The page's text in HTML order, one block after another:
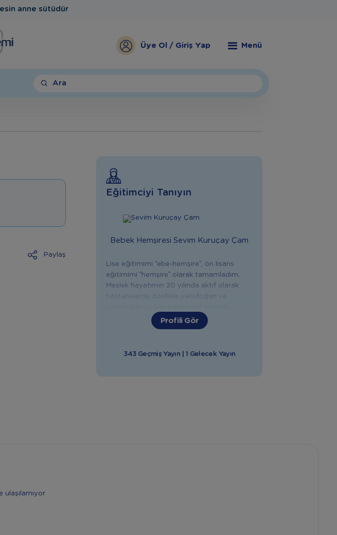
anne sütüdür
Üye Ol / Giriş Yap Menü
Ara
Paylaş
Eğitimciyi Tanıyın
Bebek HemşiresiSevim Kuruçay Çam
Lise eğitimimi “ebe-hemşire”, ön lisans
eğitimimi “hemşire” olarak tamamladım.
Meslek hayatımın 20 yılında aktif olarak
hastanelerde özellikle yenidoğan ve
çalıştım. Anne Bebek Yogası, IAIM
Uluslararası Bebek Masaji Eğitmenliği,
Sonrası Eğitim Koçluğu ,Sağlık Bakanlığı İlk
Profili Gör
343 Geçmiş Yayın | 1 Gelecek Yayın
ulaşılamıyor